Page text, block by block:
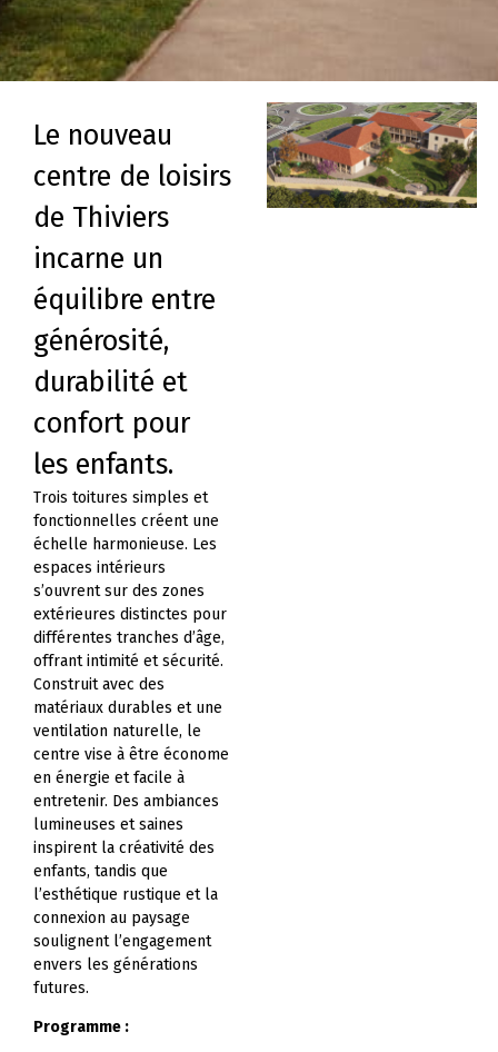
Le nouveau
centre de loisirs
de Thiviers
incarne un
équilibre entre
générosité,
durabilité et
confort pour
les enfants.
Trois toitures simples et
fonctionnelles créent une
échelle harmonieuse. Les
espaces intérieurs
s’ouvrent sur des zones
extérieures distinctes pour
différentes tranches d’âge,
offrant intimité et sécurité.
Construit avec des
matériaux durables et une
ventilation naturelle, le
centre vise à être économe
en énergie et facile à
entretenir. Des ambiances
lumineuses et saines
inspirent la créativité des
enfants, tandis que
l’esthétique rustique et la
connexion au paysage
soulignent l’engagement
envers les générations
futures.
Programme :